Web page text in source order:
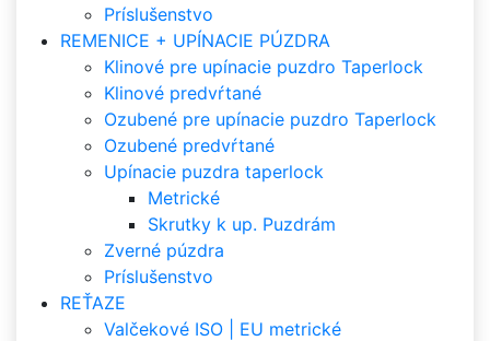
Príslušenstvo
REMENICE + UPÍNACIE PÚZDRA
Klinové pre upínacie puzdro Taperlock
Klinové predvŕtané
Ozubené pre upínacie puzdro Taperlock
Ozubené predvŕtané
Upínacie puzdra taperlock
Metrické
Skrutky k up. Puzdrám
Zverné púzdra
Príslušenstvo
REŤAZE
Valčekové ISO | EU metrické